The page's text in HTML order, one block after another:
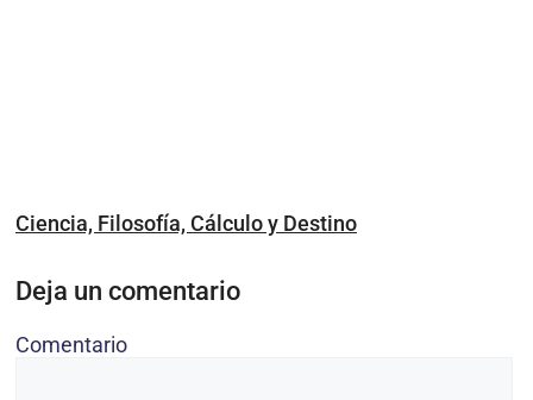
Ciencia, Filosofía, Cálculo y Destino
Deja un comentario
Comentario